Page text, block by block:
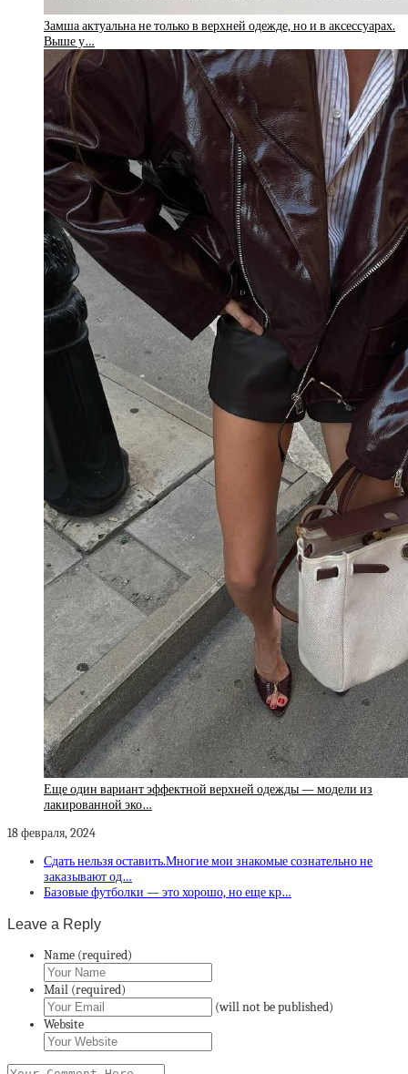
Замша актуальна не только в верхней одежде, но и в аксессуарах.
Выше у…
Еще один вариант эффектной верхней одежды — модели из
лакированной эко…
18 февраля, 2024
Сдать нельзя оставить.Многие мои знакомые сознательно не
заказывают од…
Базовые футболки — это хорошо, но еще кр…
Leave a Reply
Name (required)
Mail (required)
(will not be published)
Website